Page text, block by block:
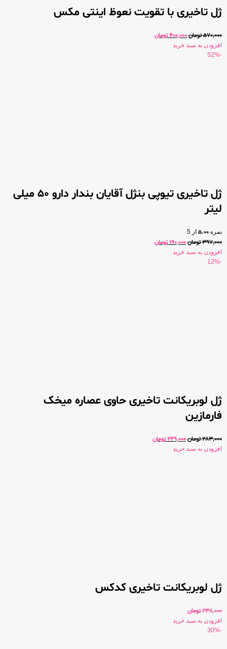
ژل تاخیری با تقویت نعوظ اینتی مکس
570,000تومان400,000 تومان
افزودن به سبد خرید
-52%
ژل تاخیری تیوپی بنژل آقایان بندار دارو 50 میلی
لیتر
نمره 5.00 از 5
397,000تومان190,000 تومان
افزودن به سبد خرید
-12%
ژل لوبریکانت تاخیری حاوی عصاره میخک
فارمازین
283,000تومان249,000 تومان
افزودن به سبد خرید
ژل لوبریکانت تاخیری کدکس
238,000 تومان
افزودن به سبد خرید
-30%